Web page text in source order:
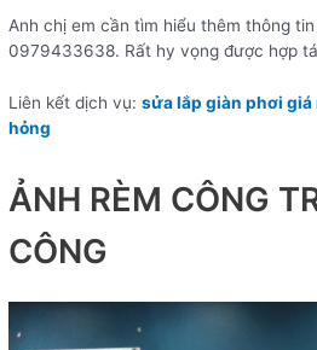
Anh chị em cần tìm hiểu thêm thông
0979433638. Rất hy vọng được hợp
Liên kết dịch vụ:sửa lắp giàn phơi giá
hỏng
ẢNH RÈM CÔNG
CÔNG